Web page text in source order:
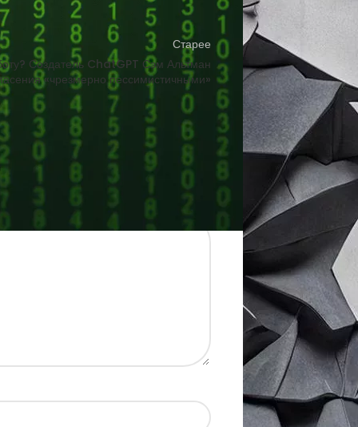
Старее
Создатель ChatGPT Сэм Альтман
«чрезмерно пессимистичными»